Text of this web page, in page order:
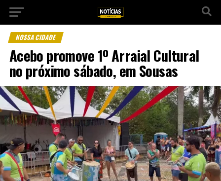
NOSSA CIDADE
Acebo promove 1º Arraial Cultural
no próximo sábado, em Sousas